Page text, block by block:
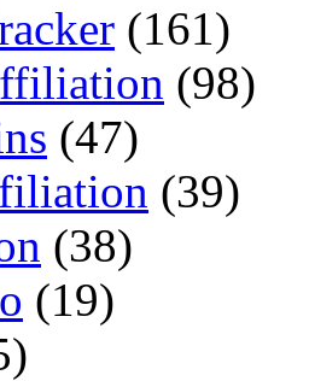
(161)
(98)
(47)
(39)
(38)
(19)